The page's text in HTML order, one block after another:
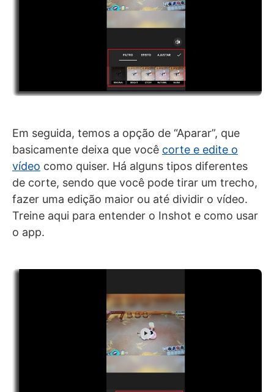
Em seguida, temos a opção de “Aparar”, que
basicamente deixa que você corte e edite o
vídeo como quiser. Há alguns tipos diferentes
de corte, sendo que você pode tirar um trecho,
fazer uma edição maior ou até dividir o vídeo.
Treine aqui para entender o Inshot e como usar
o app.